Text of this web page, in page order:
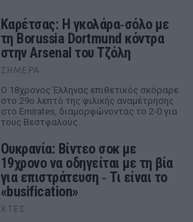
Καρέτσας: Η γκολάρα‑σόλο με
τη Borussia Dortmund κόντρα
στην Arsenal του Τζόλη
ΣΉΜΕΡΑ
Ο 18χρονος Έλληνας επιθετικός σκόραρε
στο 29ο λεπτό της φιλικής αναμέτρησης
στο Emirates, διαμορφώνοντας το 2-0 για
τους Βεστφαλούς.
Ουκρανία: Βίντεο σοκ με
19χρονο να οδηγείται με τη βία
για επιστράτευση ‑ Τι είναι το
«busification»
ΧΤΕΣ